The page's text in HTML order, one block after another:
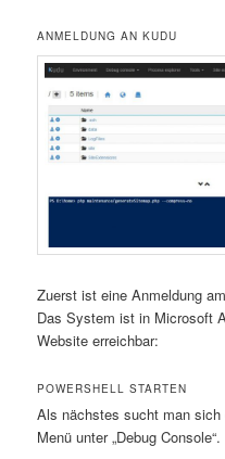
ANMELDUNG AN KUDU
Zuerst ist eine Anmeldung
Das System ist in Microsoft
Website erreichbar:
POWERSHELL STARTEN
Als nächstes sucht man sich
Menü unter „Debug Console“.